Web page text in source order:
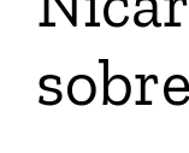
Media